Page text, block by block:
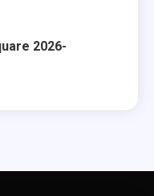
2026-